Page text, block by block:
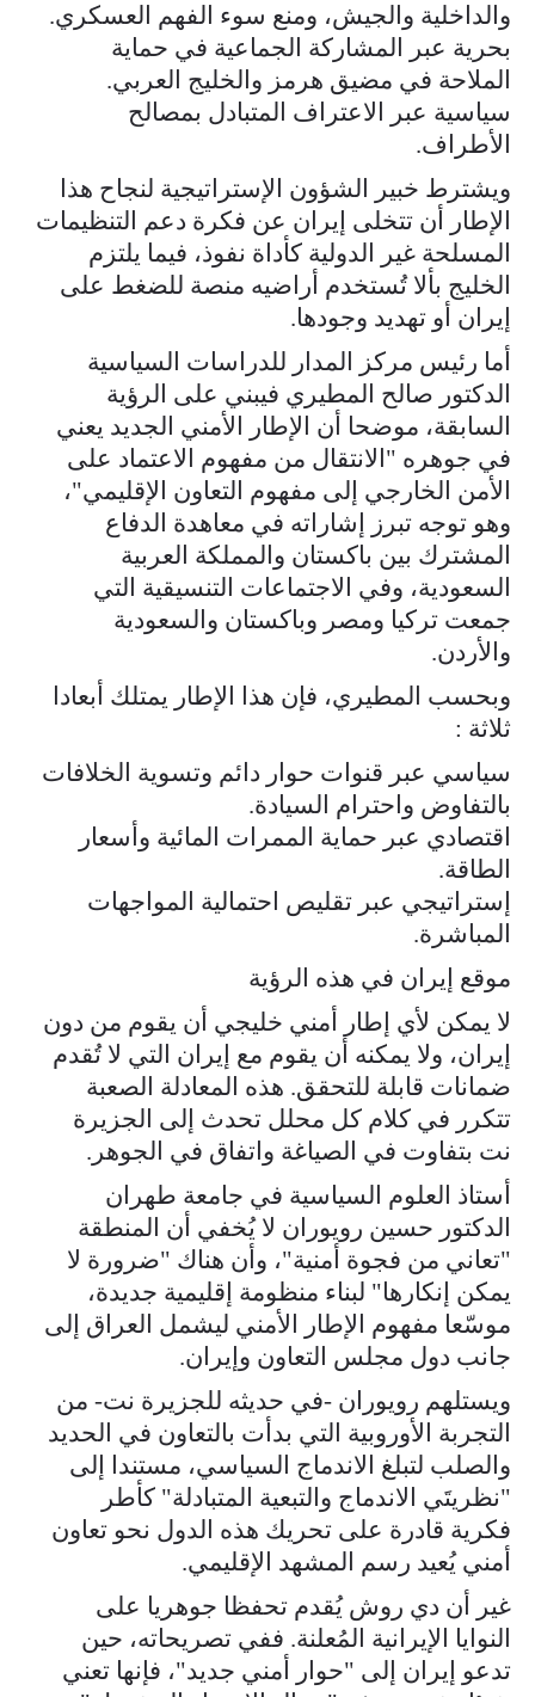
والداخلية والجيش، ومنع سوء الفهم العسكري.
بحرية عبر المشاركة الجماعية في حماية
الملاحة في مضيق هرمز والخليج العربي.
سياسية عبر الاعتراف المتبادل بمصالح
الأطراف.
ويشترط خبير الشؤون الإستراتيجية لنجاح هذا
الإطار أن تتخلى إيران عن فكرة دعم التنظيمات
المسلحة غير الدولية كأداة نفوذ، فيما يلتزم
الخليج بألا تُستخدم أراضيه منصة للضغط على
إيران أو تهديد وجودها.
أما رئيس مركز المدار للدراسات السياسية
الدكتور صالح المطيري فيبني على الرؤية
السابقة، موضحا أن الإطار الأمني الجديد يعني
في جوهره "الانتقال من مفهوم الاعتماد على
الأمن الخارجي إلى مفهوم التعاون الإقليمي"،
وهو توجه تبرز إشاراته في معاهدة الدفاع
المشترك بين باكستان والمملكة العربية
السعودية، وفي الاجتماعات التنسيقية التي
جمعت تركيا ومصر وباكستان والسعودية
والأردن.
وبحسب المطيري، فإن هذا الإطار يمتلك أبعادا
ثلاثة :
سياسي عبر قنوات حوار دائم وتسوية الخلافات
بالتفاوض واحترام السيادة.
اقتصادي عبر حماية الممرات المائية وأسعار
الطاقة.
إستراتيجي عبر تقليص احتمالية المواجهات
المباشرة.
موقع إيران في هذه الرؤية
لا يمكن لأي إطار أمني خليجي أن يقوم من دون
إيران، ولا يمكنه أن يقوم مع إيران التي لا تُقدم
ضمانات قابلة للتحقق. هذه المعادلة الصعبة
تتكرر في كلام كل محلل تحدث إلى الجزيرة
نت بتفاوت في الصياغة واتفاق في الجوهر.
أستاذ العلوم السياسية في جامعة طهران
الدكتور حسين رويوران لا يُخفي أن المنطقة
"تعاني من فجوة أمنية"، وأن هناك "ضرورة لا
يمكن إنكارها" لبناء منظومة إقليمية جديدة،
موسّعا مفهوم الإطار الأمني ليشمل العراق إلى
جانب دول مجلس التعاون وإيران.
ويستلهم رويوران -في حديثه للجزيرة نت- من
التجربة الأوروبية التي بدأت بالتعاون في الحديد
والصلب لتبلغ الاندماج السياسي، مستندا إلى
"نظريتَي الاندماج والتبعية المتبادلة" كأطر
فكرية قادرة على تحريك هذه الدول نحو تعاون
أمني يُعيد رسم المشهد الإقليمي.
غير أن دي روش يُقدم تحفظا جوهريا على
النوايا الإيرانية المُعلنة. ففي تصريحاته، حين
تدعو إيران إلى "حوار أمني جديد"، فإنها تعني